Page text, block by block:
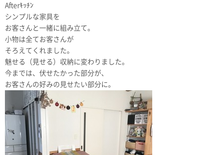
Afterｷｯﾁﾝ
シンプルな家具を
お客さんと一緒に組み立て。
小物は全てお客さんが
そろえてくれました。
魅せる（見せる）収納に変わりました。
今までは、伏せたかった部分が、
お客さんの好みの見せたい部分に。